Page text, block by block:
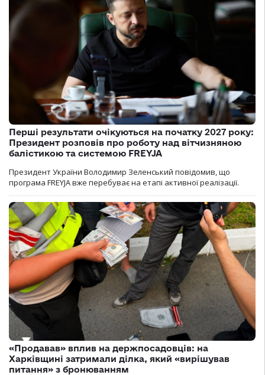
Перші результати очікуються на початку 2027 року:
Президент розповів про роботу над вітчизняною
балістикою та системою FREYJA
Президент України Володимир Зеленський повідомив, що
програма FREYJA вже перебуває на етапі активної реалізації.
«Продавав» вплив на держпосадовців: на
Харківщині затримали ділка, який «вирішував
питання» з бронюванням